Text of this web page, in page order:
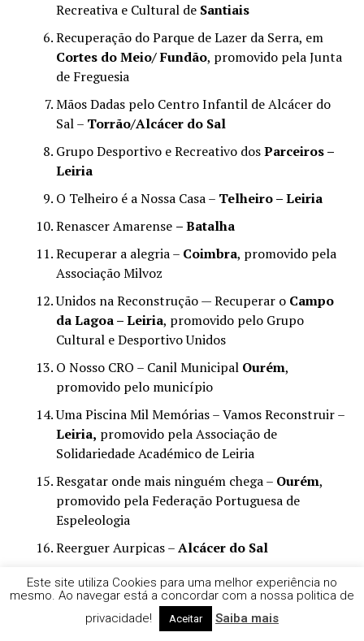
Recreativa e Cultural deSantiais
Recuperação do Parque de Lazer da Serra, em
Cortes do Meio/ Fundão, promovido pela Junta
de Freguesia
Mãos Dadas pelo Centro Infantil de Alcácer do
Sal – Torrão/Alcácer do Sal
Grupo Desportivo e Recreativo dosParceiros –
Leiria
O Telheiro é a Nossa Casa – Telheiro – Leiria
Renascer Amarense – Batalha
Recuperar a alegria – Coimbra, promovido pela
Associação Milvoz
Unidos na Reconstrução — Recuperar o Campo
da Lagoa – Leiria, promovido pelo Grupo
Cultural e Desportivo Unidos
O Nosso CRO – Canil Municipal Ourém,
promovido pelo município
Uma Piscina Mil Memórias – Vamos Reconstruir –
Leiria, promovido pela Associação de
Solidariedade Académico de Leiria
Resgatar onde mais ninguém chega – Ourém,
promovido pela Federação Portuguesa de
Espeleologia
Reerguer Aurpicas –Alcácer do Sal
Reerguer o Campo das Lagoas após a Tempestade
Kristin –Pombal , promovido pelo Grupo
desportivo da Ilha
Este site utiliza Cookies para uma melhor experiência no
mesmo. Ao navegar está a concordar com a nossa politica de
privacidade!
Aceitar Saiba mais